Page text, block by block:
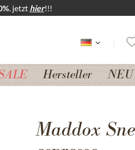
. jetzt hier!!!
Hersteller NEU
Maddox